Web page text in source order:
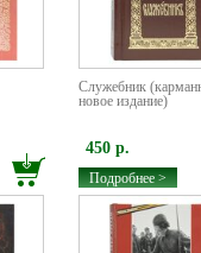
Служебник
новое издание)
450 р.
Подробнее >